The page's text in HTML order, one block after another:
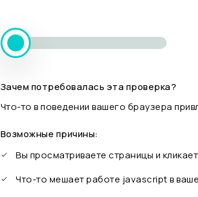
Зачем потребовалась эта проверка?
Что-то в поведении вашего браузера
Возможные причины:
Вы просматриваете страницы и
Что-то мешает работе javascript в